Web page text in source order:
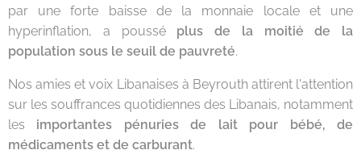
par une forte baisse de la monnaie locale et une
hyperinflation, a poussé plus de la moitié de la
population sous le seuil de pauvreté.
Nos amies et voix Libanaises à Beyrouth attirent l'attention
sur les souffrances quotidiennes des Libanais, notamment
les importantes pénuries de lait pour bébé, de
médicaments et de carburant.